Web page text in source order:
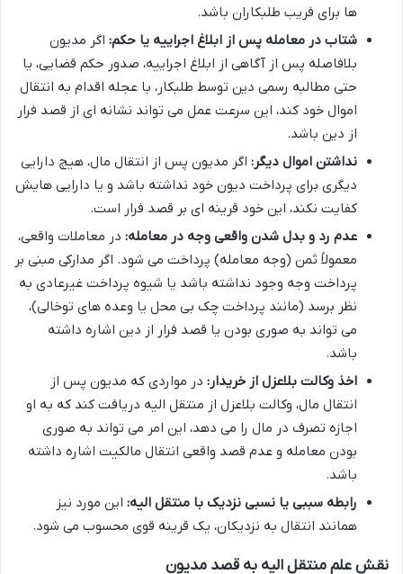
ها برای فریب طلبکاران باشد.
شتاب در معامله پس از ابلاغ اجراییه یا حکم: اگر مدیون
بلافاصله پس از آگاهی از ابلاغ اجراییه، صدور حکم قضایی، یا
حتی مطالبه رسمی دین توسط طلبکار، با عجله اقدام به انتقال
اموال خود کند، این سرعت عمل می تواند نشانه ای از قصد فرار
از دین باشد.
نداشتن اموال دیگر: اگر مدیون پس از انتقال مال، هیچ دارایی
دیگری برای پرداخت دیون خود نداشته باشد و یا دارایی هایش
کفایت نکند، این خود قرینه ای بر قصد فرار است.
عدم رد و بدل شدن واقعی وجه در معامله: در معاملات واقعی،
معمولاً ثمن (وجه معامله) پرداخت می شود. اگر مدارکی مبنی بر
پرداخت وجه وجود نداشته باشد یا شیوه پرداخت غیرعادی به
نظر برسد (مانند پرداخت چک بی محل یا وعده های توخالی)،
می تواند به صوری بودن یا قصد فرار از دین اشاره داشته
باشد.
اخذ وکالت بلاعزل از خریدار: در مواردی که مدیون پس از
انتقال مال، وکالت بلاعزل از منتقل الیه دریافت کند که به او
اجازه تصرف در مال را می دهد، این امر می تواند به صوری
بودن معامله و عدم قصد واقعی انتقال مالکیت اشاره داشته
باشد.
رابطه سببی یا نسبی نزدیک با منتقل الیه: این مورد نیز
همانند انتقال به نزدیکان، یک قرینه قوی محسوب می شود.
نقش علم منتقل الیه به قصد مدیون